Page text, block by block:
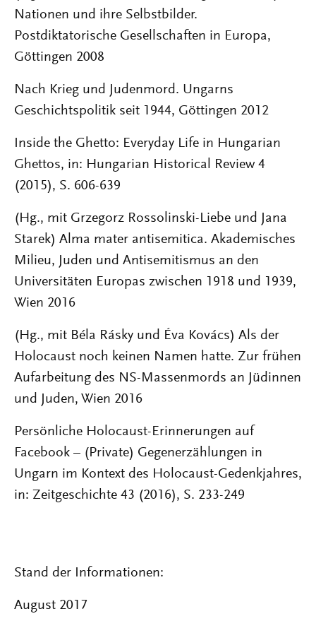
Nationen und ihre Selbstbilder.
Postdiktatorische Gesellschaften in Europa,
Göttingen 2008
Nach Krieg und Judenmord. Ungarns
Geschichtspolitik seit 1944, Göttingen 2012
Inside the Ghetto: Everyday Life in Hungarian
Ghettos, in: Hungarian Historical Review 4
(2015), S. 606-639
(Hg., mit Grzegorz Rossolinski-Liebe und Jana
Starek) Alma mater antisemitica. Akademisches
Milieu, Juden und Antisemitismus an den
Universitäten Europas zwischen 1918 und 1939,
Wien 2016
(Hg., mit Béla Rásky und Éva Kovács) Als der
Holocaust noch keinen Namen hatte. Zur frühen
Aufarbeitung des NS-Massenmords an Jüdinnen
und Juden, Wien 2016
Persönliche Holocaust-Erinnerungen auf
Facebook – (Private) Gegenerzählungen in
Ungarn im Kontext des Holocaust-Gedenkjahres,
in: Zeitgeschichte 43 (2016), S. 233-249
Stand der Informationen:
August 2017